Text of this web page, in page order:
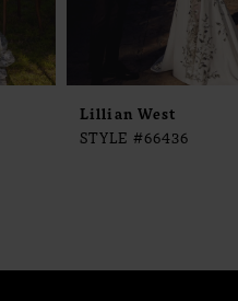
Lillian West
STYLE #66436